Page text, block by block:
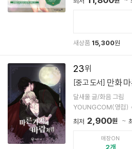
새상품 15,300원
23
[중고 도서] 만화
달새울 글/화음 그림
YOUNGCOM(영컴)
최저 2,900원
매장ON
2